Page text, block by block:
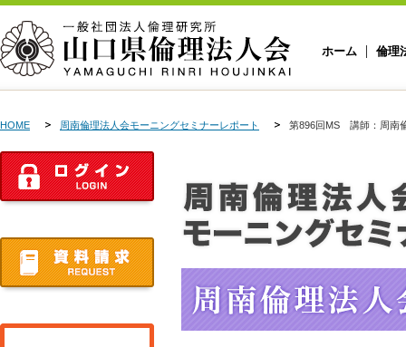
ホーム 倫理
HOME 周南倫理法人会モーニングセミナーレポート 第896回MS 講師：周